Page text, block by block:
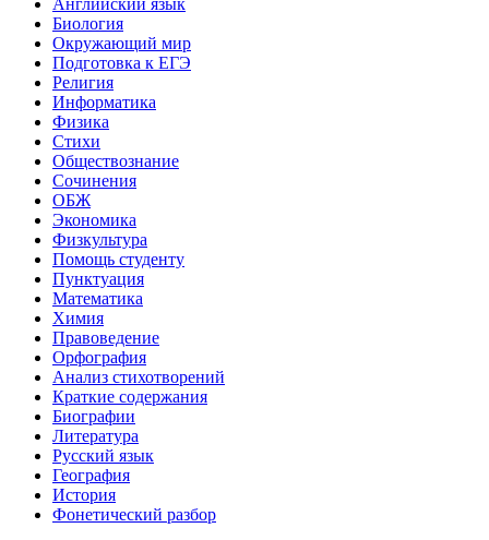
Биология
Окружающий мир
Подготовка к ЕГЭ
Религия
Информатика
Физика
Стихи
Обществознание
Сочинения
ОБЖ
Экономика
Физкультура
Помощь студенту
Пунктуация
Математика
Химия
Правоведение
Орфография
Анализ стихотворений
Краткие содержания
Биографии
Литература
Русский язык
География
История
Фонетический разбор